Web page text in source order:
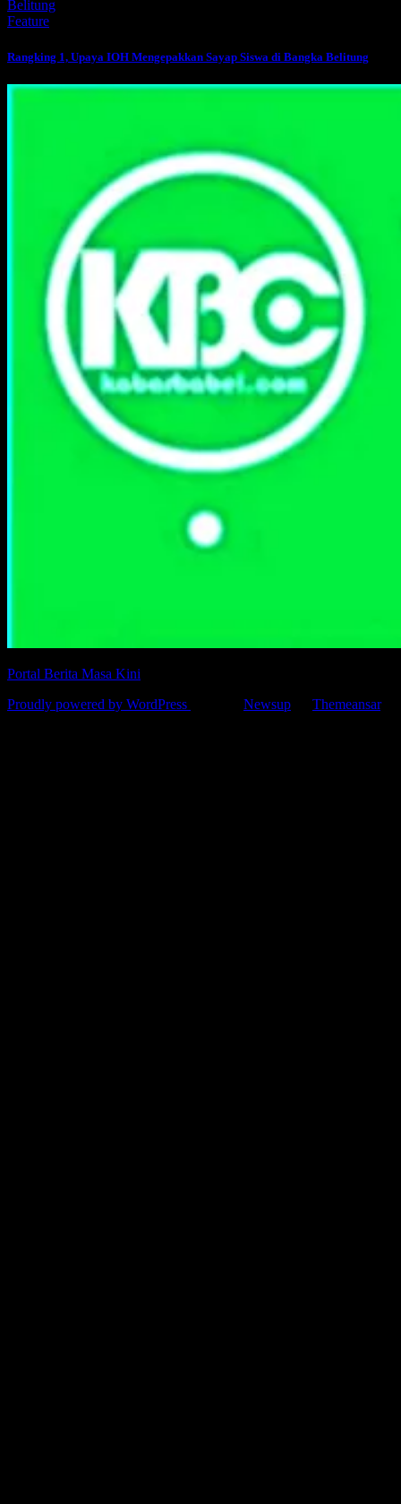
Feature
Rangking 1, Upaya IOH Mengepakkan Sayap Siswa di Bangka Belitung
Portal Berita Masa Kini
Proudly powered by WordPress
Newsup Themeansar.